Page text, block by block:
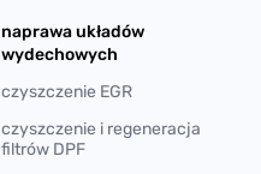
naprawa układów
wydechowych
czyszczenie EGR
czyszczenie i regeneracja
filtrów DPF